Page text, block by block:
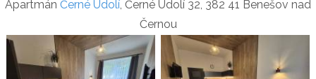
Apartmán Černé Údolí , Černé Údolí 32, 382 41 Benešov nad
Černou